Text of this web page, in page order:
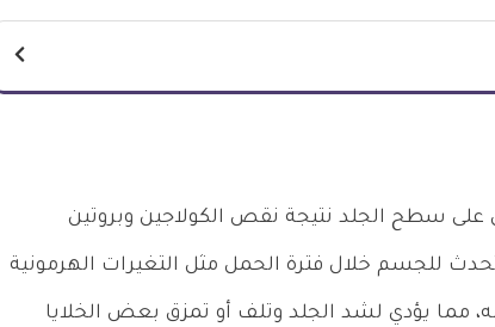
سطح الجلد نتيجة نقص الكولاجين وبروتين
للجسم خلال فترة الحمل مثل التغيرات الهرمونية
مما يؤدي لشد الجلد وتلف أو تمزق بعض الخلايا